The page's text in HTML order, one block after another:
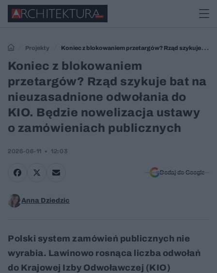
Projekty
Koniec z blokowaniem przetargów? Rząd szykuje bat
na nieuzasadnione odwołania do KIO. Będzie nowelizacja ustawy o
Koniec z blokowaniem
przetargów? Rząd szykuje bat na
nieuzasadnione odwołania do
KIO. Będzie nowelizacja ustawy
o zamówieniach publicznych
2026-06-11 12:03
Dodaj do Google
Anna Dziedzic
Polski system zamówień publicznych nie
wyrabia. Lawinowo rosnąca liczba odwołań
do Krajowej Izby Odwoławczej (KIO)